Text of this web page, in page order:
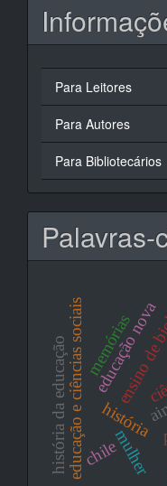
Para Leitores
Para Autores
Para Bibliotecários
Palavras-
história
educação e ciências sociais mulher
educação nova
memórias
chile
história da educação